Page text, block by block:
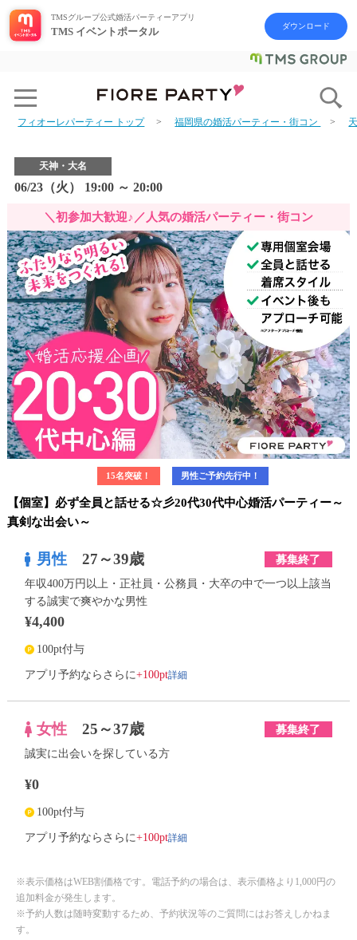
TMSグループ公式婚活パーティーアプリ
TMS イベントポータル ダウンロード
フィオーレパーティー トップ 福岡県の婚活パーティー・街コン
天神・大名
06/23（火） 19:00 ～ 20:00
＼初参加大歓迎♪／人気の婚活パーティー・街コン
15名突破！ 男性ご予約先行中！
【個室】必ず全員と話せる☆彡20代30代中心婚活パーティー～
真剣な出会い～
男性 27～39歳 募集終了
年収400万円以上・正社員・公務員・大卒の中で一つ以上該当
する誠実で爽やかな男性
¥4,400
100pt付与
アプリ予約ならさらに+100pt詳細
女性 25～37歳 募集終了
誠実に出会いを探している方
¥0
100pt付与
アプリ予約ならさらに+100pt詳細
※表示価格はWEB割価格です。電話予約の場合は、表示価格より1,000円の
追加料金が発生します。
※予約人数は随時変動するため、予約状況等のご質問にはお答えしかねま
す。